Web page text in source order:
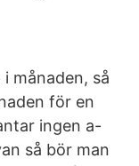
månaden, så
för en
ingen a-
så bör man